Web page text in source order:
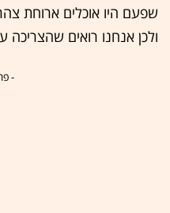
שפעם היו אוכלים ארוחת
ולכן אנחנו רואים שהצריכה
-